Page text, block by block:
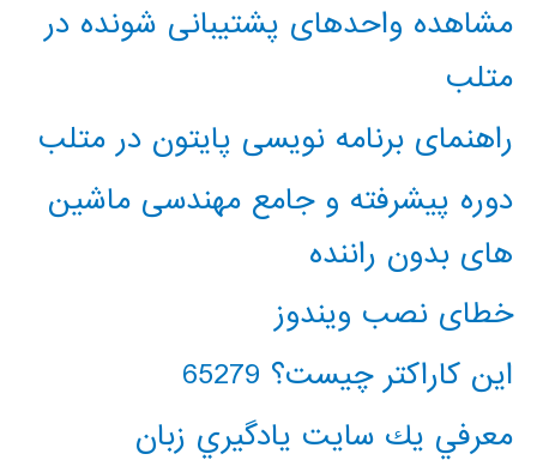
مشاهده واحدهای پشتیبانی شونده در
متلب
راهنمای برنامه نویسی پایتون در متلب
دوره پیشرفته و جامع مهندسی ماشین
های بدون راننده
خطای نصب ویندوز
این کاراکتر چیست؟ 65279
معرفي يك سايت يادگيري زبان